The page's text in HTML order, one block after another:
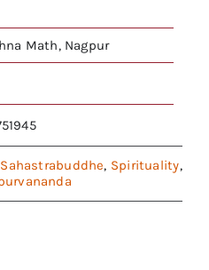
Math, Nagpur
Sahastrabuddhe, Spirituality,